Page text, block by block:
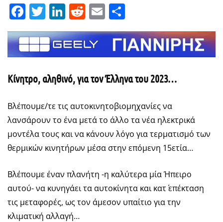
Facebook
Twitter
LinkedIn
Reddit
Email
Κίνητρο, αληθινό, για τον Έλληνα του 2023…
Βλέπουμε/τε τις αυτοκινητοβιομηχανίες να
λανσάρουν το ένα μετά το άλλο τα νέα ηλεκτρικά
μοντέλα τους και να κάνουν λόγο για τερματισμό των
θερμικών κινητήρων μέσα στην επόμενη 15ετία…
Βλέπουμε έναν πλανήτη -η καλύτερα μία Ήπειρο
αυτού- να κυνηγάει τα αυτοκίνητα και κατ΄ επέκταση
τις μεταφορές, ως τον άμεσον υπαίτιο για την
κλιματική αλλαγή…